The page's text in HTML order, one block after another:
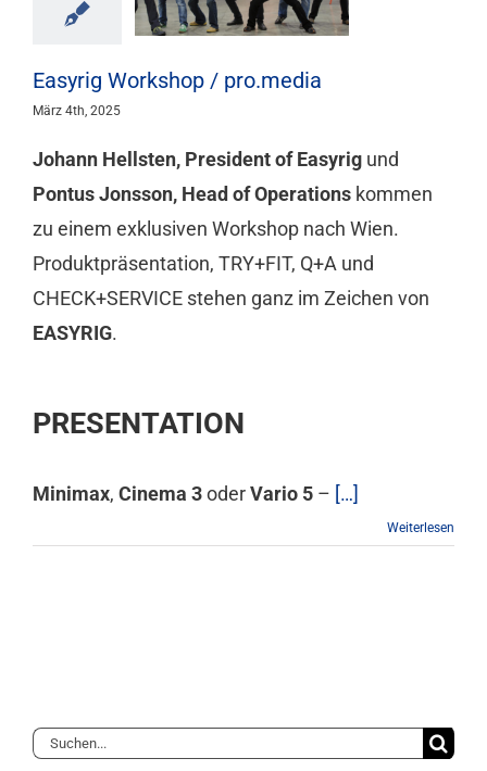
Berufsbilder
FORUM
Easyrig Workshop / pro.media
März 4th, 2025
Johann Hellsten, President of Easyrig und
Pontus Jonsson, Head of Operations kommen
zu einem exklusiven Workshop nach Wien.
Produktpräsentation, TRY+FIT, Q+A und
CHECK+SERVICE stehen ganz im Zeichen von
EASYRIG.
PRESENTATION
Minimax, Cinema 3oderVario 5 – […]
Weiterlesen
Suche